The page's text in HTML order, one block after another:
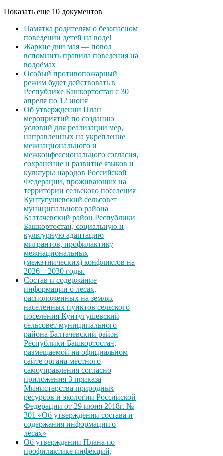
Показать еще 10 документов
Памятка родителям о безопасном
поведении детей на воде!
Жаркие дни мая — повод
вспомнить правила поведения на
водоёмах
Особый противопожарный
режим будет действовать в
Республике Башкортостан с 30
апреля по 12 июня
Об утверждении План
мероприятий по созданию
условий для реализации мер,
направленных на укрепление
межнационального и
межконфессионального согласия,
сохранение и развитие языков и
культуры народов Российской
Федерации, проживающих на
территории сельского поселения
Кунтугушевский сельсовет
муниципального района
Балтачевский район Республики
Башкортостан, социальную и
культурную адаптацию
мигрантов, профилактику
межнациональных
(межэтнических) конфликтов на
2026 – 2030 годы.
Состав и содержание
информации о лесах,
расположенных на землях
населенных пунктов сельского
поселения Кунтугушевский
сельсовет муниципального
района Балтачевский район
Республики Башкортостан,
размещаемой на официальном
сайте органа местного
самоуправления согласно
приложения 3 приказа
Министерства природных
ресурсов и экологии Российской
Федерации от 29 июня 2018г. №
301 «Об утверждении состава и
содержания информации о
лесах»
Об утверждении Плана по
профилактике инфекций,